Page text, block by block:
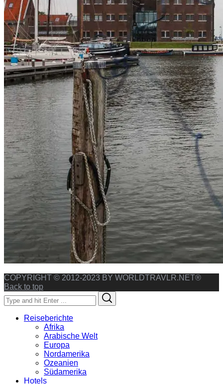
COPYRIGHT © 2012-2023 BY WORLDTRAVLR.NET®
Back to top
Search
for:
Reiseberichte
Afrika
Arabische Welt
Europa
Nordamerika
Ozeanien
Südamerika
Hotels